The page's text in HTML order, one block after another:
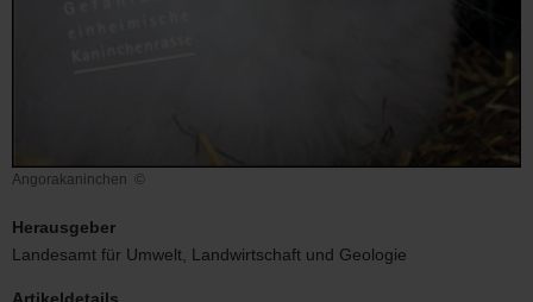
Angorakaninchen ©
Herausgeber
Landesamt für Umwelt, Landwirtschaft und Geologie
Artikeldetails